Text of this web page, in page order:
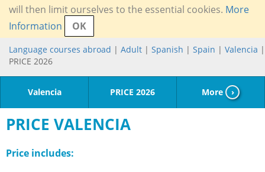
will then limit ourselves to the essential cookies. More
Information
OK
Language courses abroad | Adult | Spanish | Spain | Valencia |
PRICE 2026
Valencia PRICE 2026 More ›
PRICE VALENCIA
Price includes: